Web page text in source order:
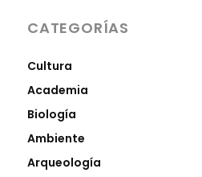
CATEGORÍAS
Cultura
Academia
Biología
Ambiente
Arqueología